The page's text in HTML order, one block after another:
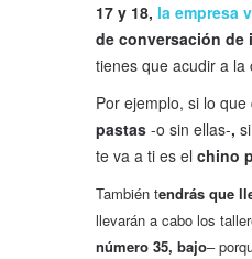
17 y 18, la empresa
de conversación de
tienes que acudir a la
Por ejemplo, si lo
pastas -o sin ellas-,
te va a ti es el chino
También tendrás que
llevarán a cabo los
número 35, bajo–